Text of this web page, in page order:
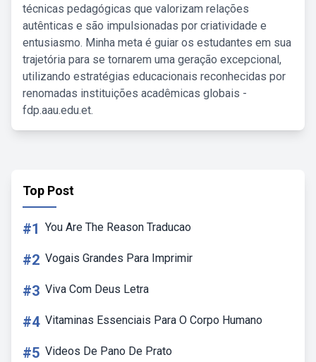
técnicas pedagógicas que valorizam relações
autênticas e são impulsionadas por criatividade e
entusiasmo. Minha meta é guiar os estudantes em sua
trajetória para se tornarem uma geração excepcional,
utilizando estratégias educacionais reconhecidas por
renomadas instituições acadêmicas globais -
fdp.aau.edu.et.
Top Post
#1 You Are The Reason Traducao
#2 Vogais Grandes Para Imprimir
#3 Viva Com Deus Letra
#4 Vitaminas Essenciais Para O Corpo Humano
#5 Videos De Pano De Prato